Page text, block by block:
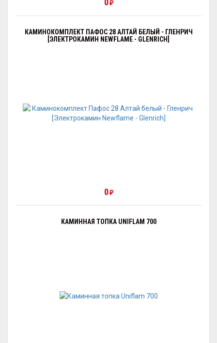
0₽
КАМИНОКОМПЛЕКТ ПАФОС 28 АЛТАЙ БЕЛЫЙ - ГЛЕНРИЧ
[ЭЛЕКТРОКАМИН NEWFLAME - GLENRICH]
0₽
КАМИННАЯ ТОПКА UNIFLAM 700